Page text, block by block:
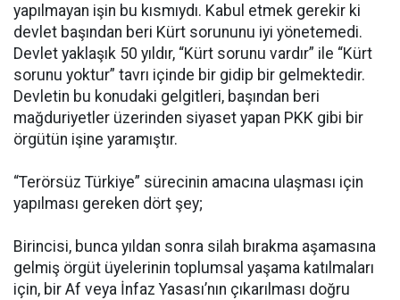
yapılmayan işin bu kısmıydı. Kabul etmek gerekir ki
devlet başından beri Kürt sorununu iyi yönetemedi.
Devlet yaklaşık 50 yıldır, “Kürt sorunu vardır” ile “Kürt
sorunu yoktur” tavrı içinde bir gidip bir gelmektedir.
Devletin bu konudaki gelgitleri, başından beri
mağduriyetler üzerinden siyaset yapan PKK gibi bir
örgütün işine yaramıştır.
“Terörsüz Türkiye” sürecinin amacına ulaşması için
yapılması gereken dört şey;
Birincisi, bunca yıldan sonra silah bırakma aşamasına
gelmiş örgüt üyelerinin toplumsal yaşama katılmaları
için, bir Af veya İnfaz Yasası’nın çıkarılması doğru